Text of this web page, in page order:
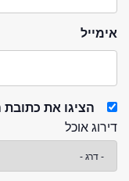
אימייל
הציגו את
דירוג אוכל